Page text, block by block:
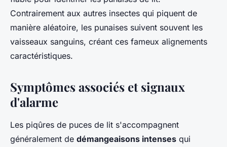
Contrairement aux autres insectes qui piquent de
manière aléatoire, les punaises suivent souvent les
vaisseaux sanguins, créant ces fameux alignements
caractéristiques.
Symptômes associés et signaux
d'alarme
Les piqûres de puces de lit s'accompagnent
généralement de démangeaisons intenses qui